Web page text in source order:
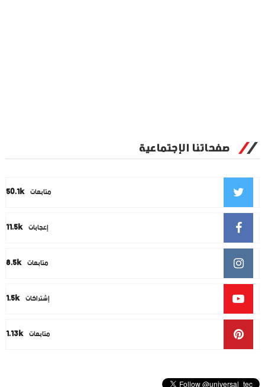
صفحاتنا الإجتماعية
50.1k متابعات
11.5k إعجابات
8.5k متابعات
1.5k إشتراكات
1.13k متابعات